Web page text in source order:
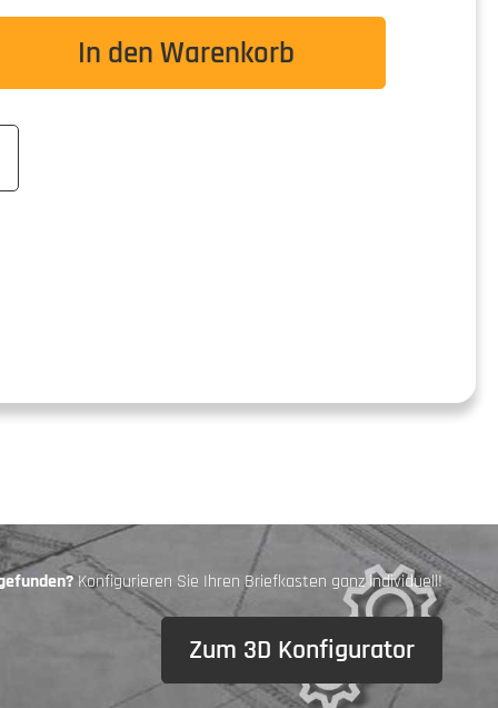
Wert ein oder benutze die
In den Warenkorb
Konfigurieren Sie Ihren Briefkasten ganz individuell!
Zum 3D Konfigurator